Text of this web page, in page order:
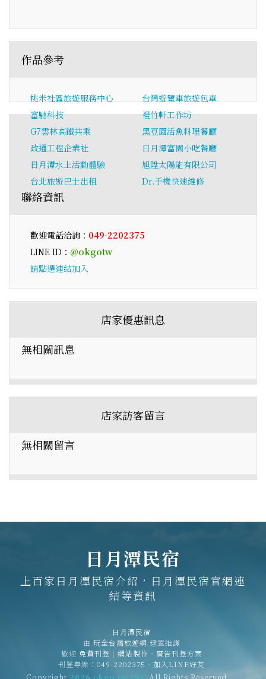
作品參考
桃米社區旅遊服務中心
台灣遊覽車旅遊包車
富馳科技
禮竹軒工作坊
G7雲林高鐵共乘
黑豆園活魚料理餐廳
政通工程企業社
日月潭富園小吃餐廳
日月潭水上活動體驗
旭陞太陽能有限公司
台北旅遊巴士出租
Dr.手機快速維修
聯絡資訊
歡迎電話洽詢： 049-2202375
LINE ID： @okgotw
請點選連結加入
店家優惠訊息
無相關訊息
店家訪客留言
無相關留言
日月潭民宿
上百家日月潭民宿介紹，日月潭民宿官網連
結等資訊
日月潭民宿
由 玩全台灣旅遊網 建置維護
歡迎 免費刊登 | 網站製作‧廣告刊登方案
刊登專線： 049-2202375 、 加入LINE好友